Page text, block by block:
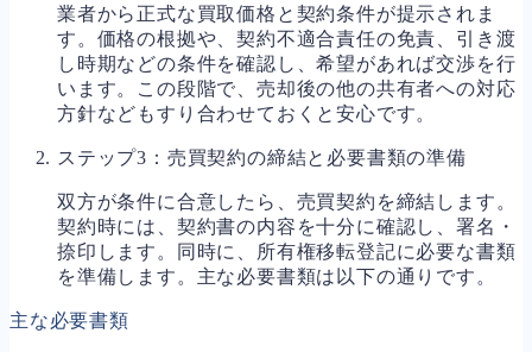
業者から正式な買取価格と契約条件が提示されま
す。価格の根拠や、契約不適合責任の免責、引き渡
し時期などの条件を確認し、希望があれば交渉を行
います。この段階で、売却後の他の共有者への対応
方針などもすり合わせておくと安心です。
ステップ3：売買契約の締結と必要書類の準備
双方が条件に合意したら、売買契約を締結します。
契約時には、契約書の内容を十分に確認し、署名・
捺印します。同時に、所有権移転登記に必要な書類
を準備します。主な必要書類は以下の通りです。
主な必要書類